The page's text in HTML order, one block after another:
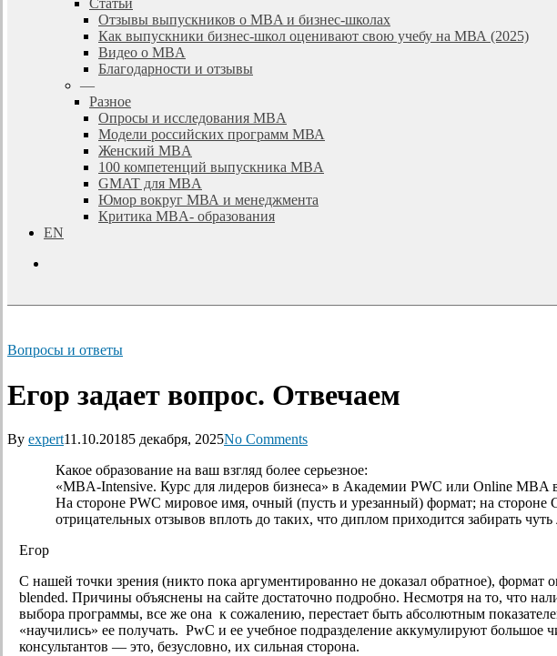
Статьи
Отзывы выпускников о MBA и бизнес-школах
Как выпускники бизнес-школ оценивают свою учебу на МВА (2025)
Видео о MBA
Благодарности и отзывы
—
Разное
Опросы и исследования MBA
Модели российских программ МВА
Женский MBA
100 компетенций выпускника MBA
GMAT для MBA
Юмор вокруг МВА и менеджмента
Критика MBA- образования
EN
Вопросы и ответы
Егор задает вопрос. Отвечаем
By expert11.10.20185 декабря, 2025No Comments
Какое образование на ваш взгляд более серьезное:
«MBA-Intensive. Курс для лидеров бизнеса» в Академии PWC или Online MBA
На стороне PWC мировое имя, очный (пусть и урезанный) формат; на
отрицательных отзывов вплоть до таких, что диплом приходится забирать
Егор
С нашей точки зрения (никто пока аргументированно не доказал обратное), формат
blended. Причины объяснены на сайте достаточно подробно. Несмотря на то, что
выбора программы, все же она к сожалению, перестает быть абсолютным
«научились» ее получать. PwC и ее учебное подразделение аккумулируют
консультантов — это, безусловно, их сильная сторона.